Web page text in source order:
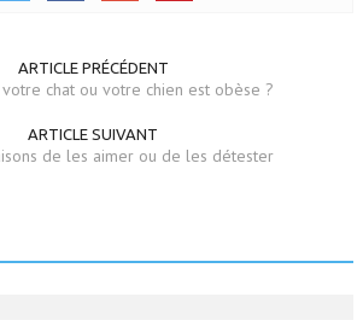
ARTICLE PRÉCÉDENT
chat ou votre chien est obèse ?
ARTICLE SUIVANT
de les aimer ou de les détester